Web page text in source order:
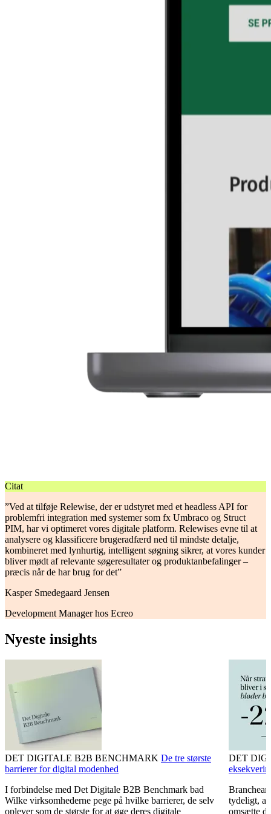
Citat
”Ved at tilføje Relewise, der er udstyret med et headless API for
problemfri integration med systemer som fx Umbraco og Struct
PIM, har vi optimeret vores digitale platform. Relewises evne til at
analysere og klassificere brugeradfærd ned til mindste detalje,
kombineret med lynhurtig, intelligent søgning sikrer, at vores kunder
bliver mødt af relevante søgeresultater og produktanbefalinger –
præcis når de har brug for det”
Kasper Smedegaard Jensen
Development Manager hos Ecreo
Nyeste insights
DET DIGITALE B2B BENCHMARK De tre største
barrierer for digital modenhed
I forbindelse med Det Digitale B2B Benchmark bad
Wilke virksomhederne pege på hvilke barrierer, de selv
oplever som de største for at øge deres digitale
DET
tydeligt,
omsætte